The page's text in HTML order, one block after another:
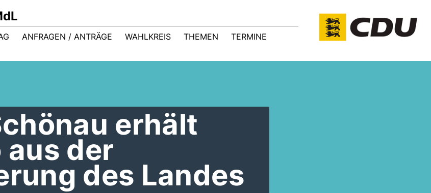
ANFRAGEN / ANTRÄGE WAHLKREIS THEMEN
TERMINE
erhält
der
des Landes